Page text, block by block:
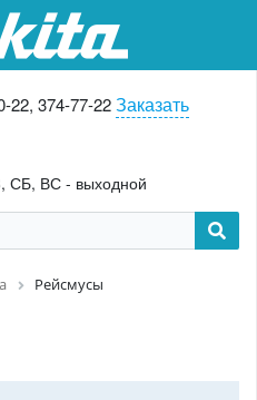
22, 374-77-22Заказать
СБ, ВС - выходной
Рейсмусы